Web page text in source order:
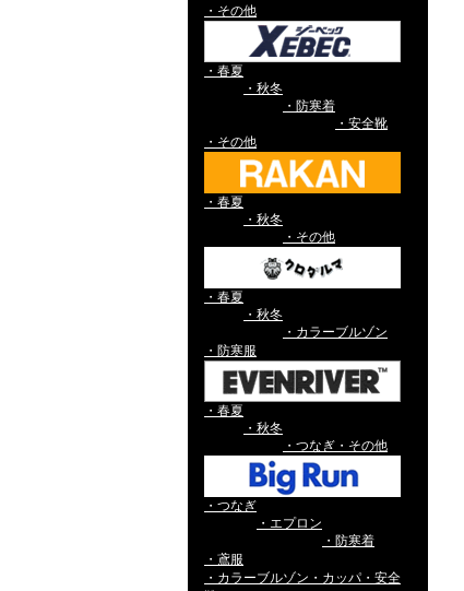
・その他
・春夏
・秋冬
・防寒着
・安全靴
・その他
・春夏
・秋冬
・その他
・春夏
・秋冬
・カラーブルゾン
・防寒服
・春夏
・秋冬
・つなぎ・その他
・つなぎ
・エプロン
・防寒着
・鳶服
・カラーブルゾン・カッパ・安全